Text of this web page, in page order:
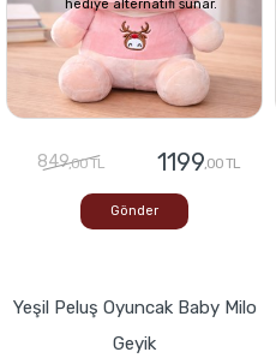
hediye alternatifi sunar.
849,00 TL 1199,00 TL
Gönder
Yeşil Peluş Oyuncak Baby Milo
Geyik